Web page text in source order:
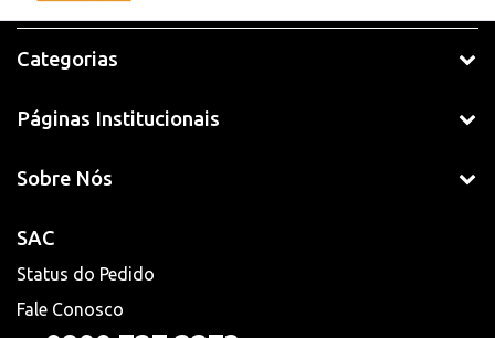
Categorias
Páginas Institucionais
Sobre Nós
SAC
Status do Pedido
Fale Conosco